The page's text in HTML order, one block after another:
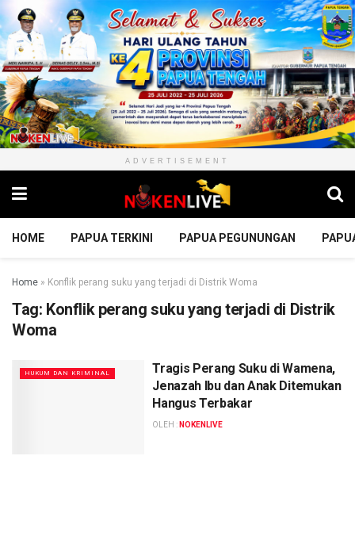
ADVERTISEMENT
HOME PAPUA TERKINI PAPUA PEGUNUNGAN
Home » Konflik perang suku yang terjadi di Distrik Woma
Tag: Konflik perang suku yang terjadi di Distrik
Woma
HUKUM DAN KRIMINAL
Tragis Perang Suku di Wamena,
Jenazah Ibu dan Anak Ditemukan
Hangus Terbakar
OLEH : NOKENLIVE